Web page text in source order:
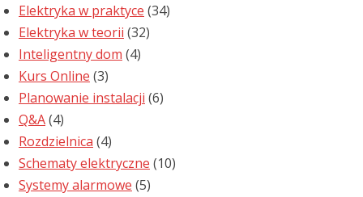
Elektryka w praktyce (34)
Elektryka w teorii (32)
Inteligentny dom (4)
Kurs Online (3)
Planowanie instalacji (6)
Q&A(4)
Rozdzielnica (4)
Schematy elektryczne (10)
Systemy alarmowe (5)